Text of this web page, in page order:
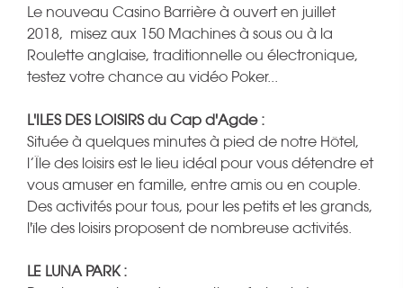
Le nouveau Casino Barrière à ouvert en juillet
2018, misez aux 150 Machines à sous ou à la
Roulette anglaise, traditionnelle ou électronique,
testez votre chance au vidéo Poker...
L'ILES DES LOISIRS du Cap d'Agde :
Située à quelques minutes à pied de notre Hôtel,
l’Île des loisirs est le lieu idéal pour vous détendre et
vous amuser en famille, entre amis ou en couple.
Des activités pour tous, pour les petits et les grands,
l'île des loisirs proposent de nombreuse activités.
LE LUNA PARK :